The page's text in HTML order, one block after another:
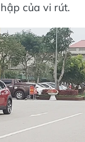
của vi rút.